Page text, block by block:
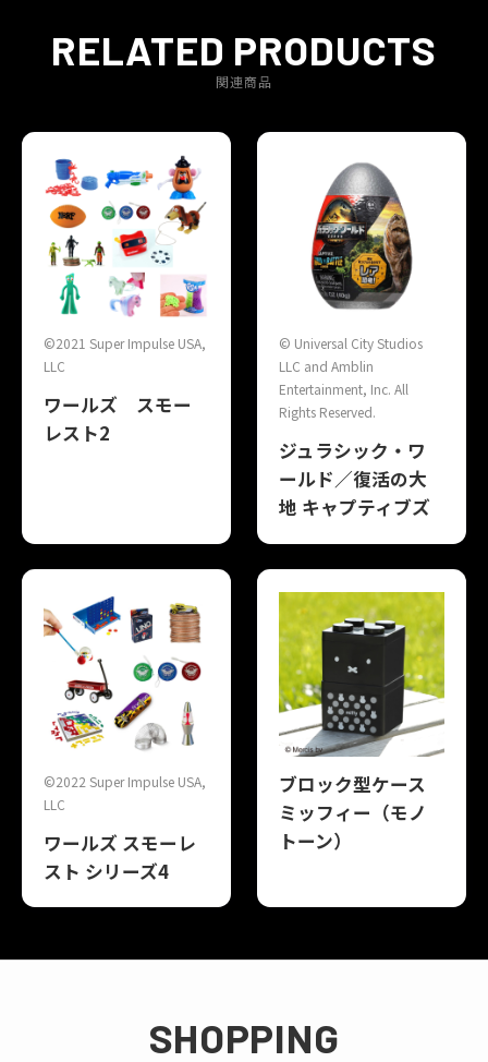
RELATED PRODUCTS
関連商品
©2021 Super Impulse USA,
LLC
ワールズ スモー
レスト2
© Universal City Studios
LLC and Amblin
Entertainment, Inc. All
Rights Reserved.
ジュラシック・ワ
ールド／復活の大
地 キャプティブズ
©2022 Super Impulse USA,
LLC
ワールズ スモーレ
スト シリーズ4
ブロック型ケース
ミッフィー（モノ
トーン）
SHOPPING